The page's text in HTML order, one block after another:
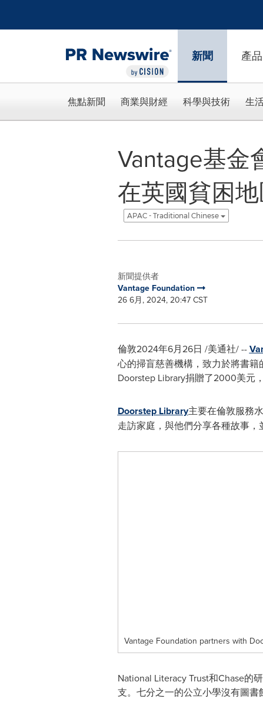
新聞 產品
焦點新聞 商業與財經 科學與技術 生
Vantage基金
在英國貧困
APAC - Traditional Chinese
新聞提供者
Vantage Foundation
26 6月, 2024, 20:47 CST
倫敦2024年6月26日 /美通社/ --
心的掃盲慈善機構，致力於將書
Doorstep Library捐贈了2000美元
Doorstep Library主要在倫敦服務
走訪家庭，與他們分享各種故事，
Vantage Foundation partners with
National Literacy Trust和Chase的
支。七分之一的公立小學沒有圖書